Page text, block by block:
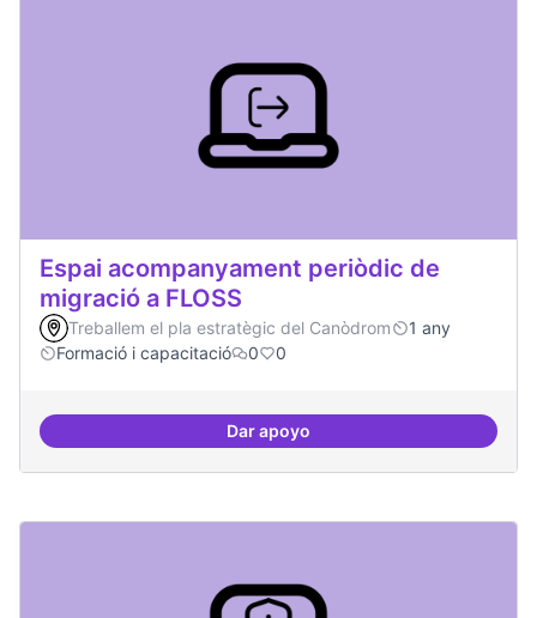
Espai acompanyament periòdic de
migració a FLOSS
Treballem el pla estratègic del Canòdrom
1 any
Formació i capacitació
0 0
Dar apoyoEspai acompanyament periòdic